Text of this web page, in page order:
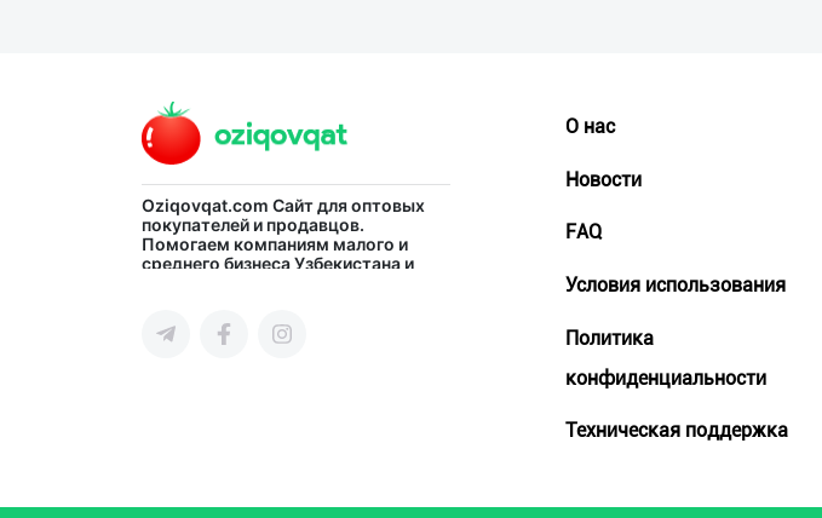
Oziqovqat.com Сайт для оптовых
покупателей и продавцов.
Помогаем компаниям малого и
среднего бизнеса Узбекистана и
продвигать свою продукцию в
интернете.
О нас
Новости
FAQ
Условия использования
Политика
конфиденциальности
Техническая поддержка